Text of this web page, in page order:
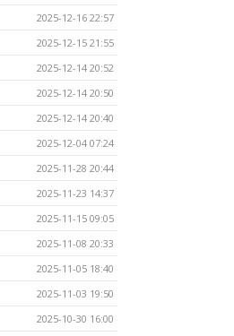
2025-12-16 22:57
2025-12-15 21:55
2025-12-14 20:52
2025-12-14 20:50
2025-12-14 20:40
2025-12-04 07:24
2025-11-28 20:44
2025-11-23 14:37
2025-11-15 09:05
2025-11-08 20:33
2025-11-05 18:40
2025-11-03 19:50
2025-10-30 16:00